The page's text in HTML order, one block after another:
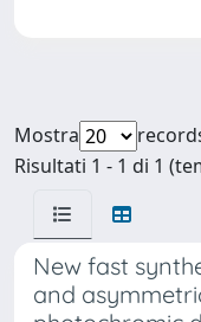
Mostra
Risultati 1 - 1 di 1
New fast
and